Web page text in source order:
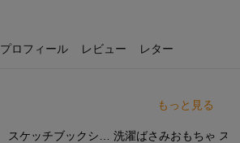
プロフィール レビュー レター
もっと見る
洗濯ばさみおもちゃ